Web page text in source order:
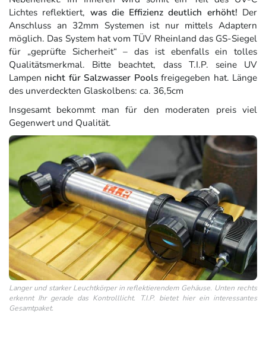
Lichtes reflektiert, was die Effizienz deutlich erhöht! Der
Anschluss an 32mm Systemen ist nur mittels Adaptern
möglich. Das System hat vom TÜV Rheinland das GS-Siegel
für „geprüfte Sicherheit“ – das ist ebenfalls ein tolles
Qualitätsmerkmal. Bitte beachtet, dass T.I.P. seine UV
Lampen nicht für Salzwasser Poolsfreigegeben hat. Länge
des unverdeckten Glaskolbens: ca. 36,5cm
Insgesamt bekommt man für den moderaten preis viel
Gegenwert und Qualität.
Langer und starker Leuchtkörper in reflektierendem Gehäuse. Unten rechts
erkennt Ihr gerade das Kontrolllicht. T.I.P. bietet hier ein interessantes
Gesamtpaket.